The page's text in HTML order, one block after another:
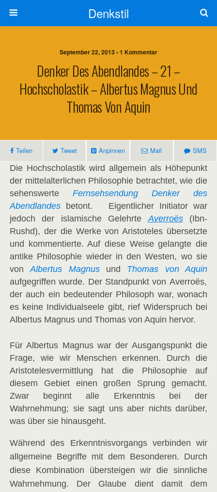
Denkstil
September 22, 2013 • 1 Kommentar
Denker Des Abendlandes – 21 –
Hochscholastik – Albertus Magnus Und
Thomas Von Aquin
Teilen Tweet Anpinnen Mail SMS
Die Hochscholastik wird allgemein als Höhepunkt
der mittelalterlichen Philosophie betrachtet, wie die
sehenswerte Fernsehsendung Denker des
Abendlandes betont. Eigentlicher Initiator war
jedoch der islamische GelehrteAverroës(Ibn-
Rushd), der die Werke von Aristoteles übersetzte
und kommentierte. Auf diese Weise gelangte die
antike Philosophie wieder in den Westen, wo sie
vonAlbertus Magnusund Thomas von Aquin
aufgegriffen wurde. Der Standpunkt von Averroës,
der auch ein bedeutender Philosoph war, wonach
es keine Individualseele gibt, rief Widerspruch bei
Albertus Magnus und Thomas von Aquin hervor.
Für Albertus Magnus war der Ausgangspunkt die
Frage, wie wir Menschen erkennen. Durch die
Aristotelesvermittlung hat die Philosophie auf
diesem Gebiet einen großen Sprung gemacht.
Zwar beginnt alle Erkenntnis bei der
Wahrnehmung; sie sagt uns aber nichts darüber,
was über sie hinausgeht.
Während des Erkenntnisvorgangs verbinden wir
allgemeine Begriffe mit dem Besonderen. Durch
diese Kombination übersteigen wir die sinnliche
Wahrnehmung. Der Glaube dient damit dem